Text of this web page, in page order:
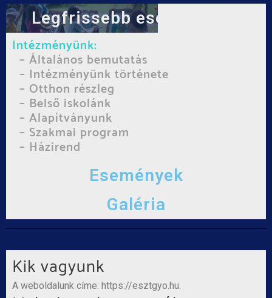
Legfrissebb eseményünk
Intézményünk:
– Általános bemutatás
– Intézményünk története
– Otthon részleg
– Belső iskolánk
– Alapítványunk
– Szakmai program
– Házirend
Események
Galéria
Kik vagyunk
A weboldalunk címe: https://esztgyo.hu.